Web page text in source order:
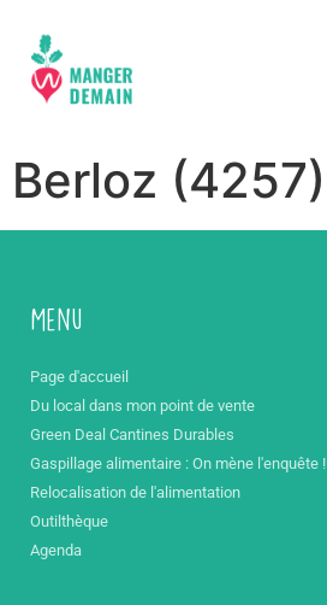
Berloz (4257)
Menu
Page d'accueil
Du local dans mon point de vente
Green Deal Cantines Durables
Gaspillage alimentaire : On mène l'enquête !
Relocalisation de l'alimentation
Outilthèque
Agenda